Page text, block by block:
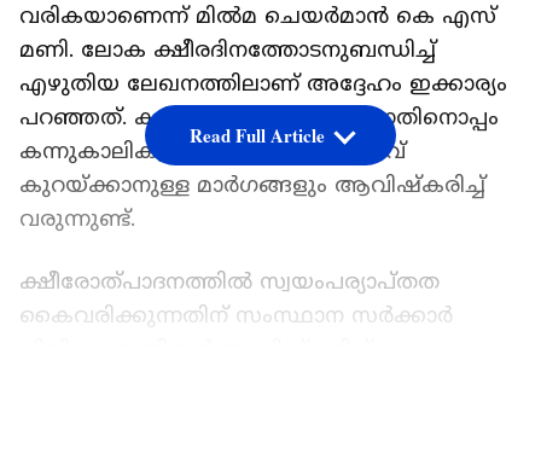
വരികയാണെന്ന് മില്‍മ ചെയര്‍മാന്‍ കെ എസ്
മണി. ലോക ക്ഷീരദിനത്തോടനുബന്ധിച്ച്
എഴുതിയ ലേഖനത്തിലാണ് അദ്ദേഹം ഇക്കാര്യം
പറഞ്ഞത്. ക്ഷീരോത്പാദനം കൂട്ടുന്നതിനൊപ്പം
കന്നുകാലികളുടെ പരിപാലന ചെലവ്
കുറയ്ക്കാനുള്ള മാര്‍ഗങ്ങളും ആവിഷ്കരിച്ച്
വരുന്നുണ്ട്.
ക്ഷീരോത്പാദനത്തില്‍ സ്വയംപര്യാപ്തത
കൈവരിക്കുന്നതിന് സംസ്ഥാന സര്‍ക്കാര്‍
Read Full Article